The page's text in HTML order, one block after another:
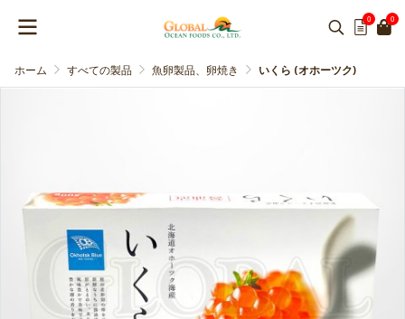
0 0
ホーム すべての製品 魚卵製品、卵焼き いくら (オホーツク)